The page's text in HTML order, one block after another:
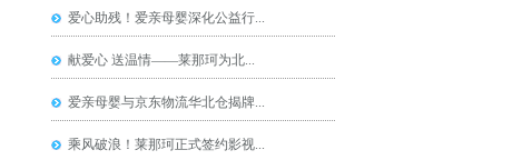
爱心助残！爱亲母婴深化公益行...
献爱心 送温情——莱那珂为北...
爱亲母婴与京东物流华北仓揭牌...
乘风破浪！莱那珂正式签约影视...